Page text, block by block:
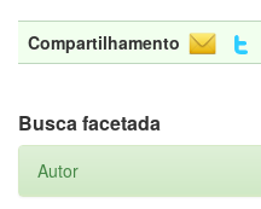
Compartilhamento
Busca facetada
Autor